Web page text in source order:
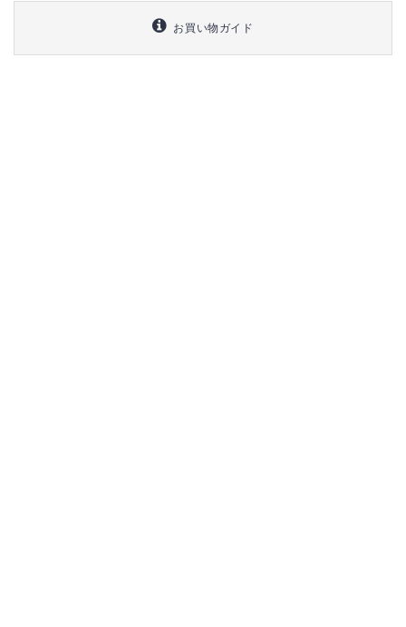
お買い物ガイド